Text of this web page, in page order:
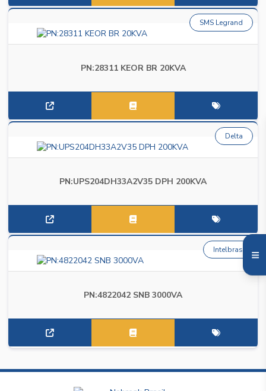
PN:28311 KEOR BR 20KVA
SMS Legrand
PN:UPS204DH33A2V35 DPH 200KVA
Delta
PN:4822042 SNB 3000VA
Intelbras